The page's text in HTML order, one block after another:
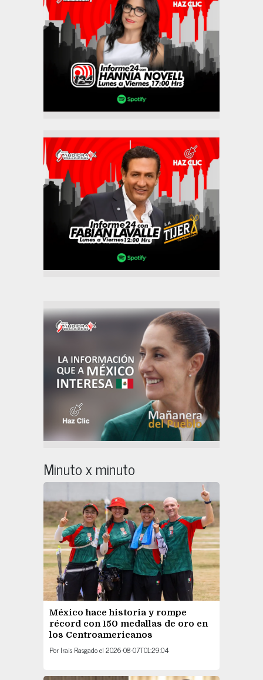
Minuto x minuto
México hace historia y rompe
récord con 150 medallas de oro en
los Centroamericanos
Por Irais Rasgadoel 2026-08-07T01:29:04